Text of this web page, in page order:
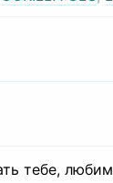
тебе,